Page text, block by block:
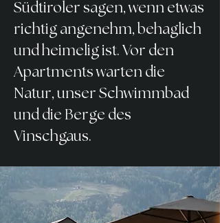
Südtiroler sagen, wenn etwas
richtig angenehm, behaglich
und heimelig ist. Vor den
Apartments warten die
Natur, unser Schwimmbad
und die Berge des
Vinschgaus.